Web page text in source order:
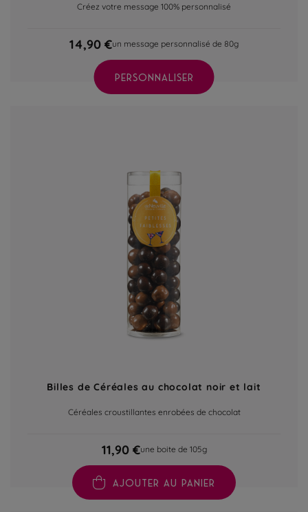
Créez votre message 100% personnalisé
14,90 €un message personnalisé de 80g
PERSONNALISER
Billes de Céréales au chocolat noir et lait
Céréales croustillantes enrobées de chocolat
11,90 €une boite de 105g
AJOUTER AU PANIER